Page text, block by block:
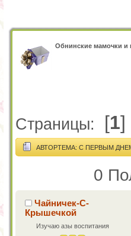
Обнинские мамочки и
Страницы: [1]
АВТОРТЕМА: С ПЕРВЫМ
0
Чайничек-С-
Крышечкой
Изучаю азы воспитания